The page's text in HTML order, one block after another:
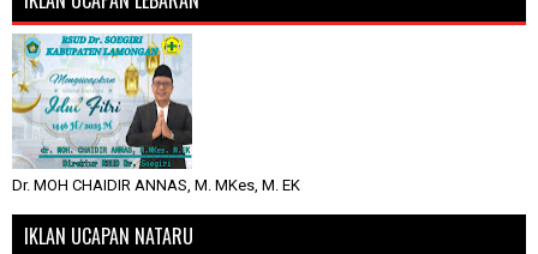
Dr. MOH CHAIDIR ANNAS, M. MKes, M. EK
IKLAN UCAPAN NATARU